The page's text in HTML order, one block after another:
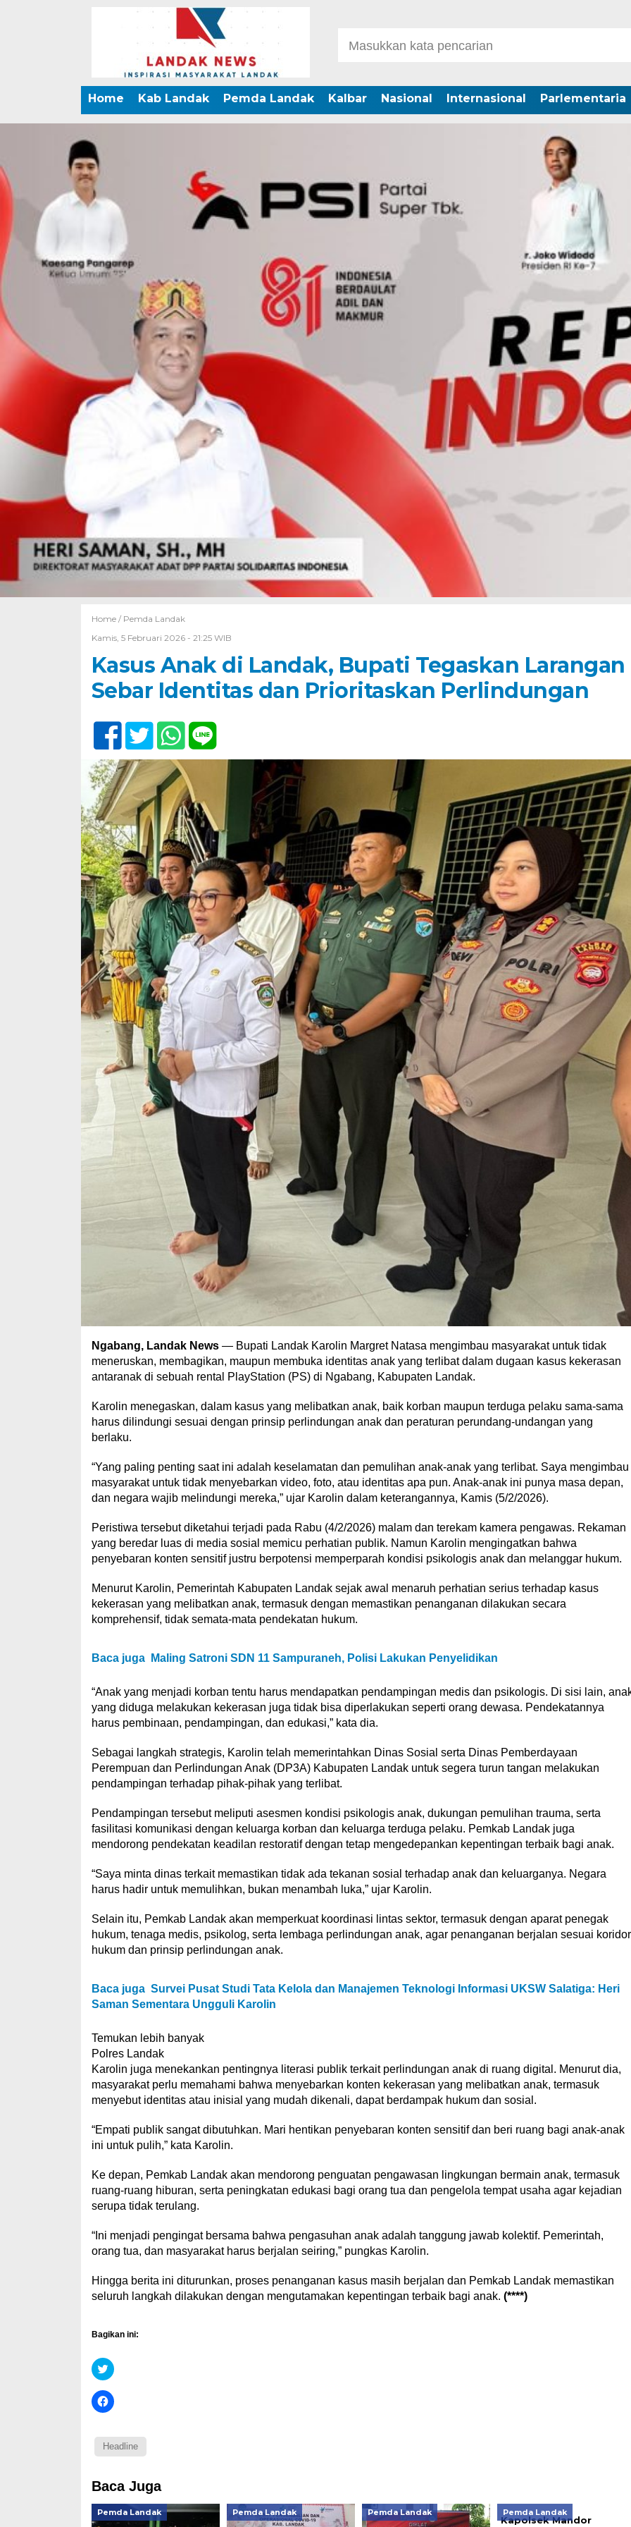
Home Kab Landak Pemda Landak Kalbar Nasional Internasional Parlementaria
Home / Pemda Landak
Kamis, 5 Februari 2026 - 21:25 WIB
Kasus Anak di Landak, Bupati Tegaskan Larangan
Sebar Identitas dan Prioritaskan Perlindungan
Ngabang, Landak News— Bupati Landak Karolin Margret Natasa mengimbau masyarakat untuk tidak
meneruskan, membagikan, maupun membuka identitas anak yang terlibat dalam dugaan kasus kekerasan
antaranak di sebuah rental PlayStation (PS) di Ngabang, Kabupaten Landak.
Karolin menegaskan, dalam kasus yang melibatkan anak, baik korban maupun terduga pelaku sama-sama
harus dilindungi sesuai dengan prinsip perlindungan anak dan peraturan perundang-undangan yang
berlaku.
“Yang paling penting saat ini adalah keselamatan dan pemulihan anak-anak yang terlibat. Saya mengimbau
masyarakat untuk tidak menyebarkan video, foto, atau identitas apa pun. Anak-anak ini punya masa depan,
dan negara wajib melindungi mereka,” ujar Karolin dalam keterangannya, Kamis (5/2/2026).
Peristiwa tersebut diketahui terjadi pada Rabu (4/2/2026) malam dan terekam kamera pengawas. Rekaman
yang beredar luas di media sosial memicu perhatian publik. Namun Karolin mengingatkan bahwa
penyebaran konten sensitif justru berpotensi memperparah kondisi psikologis anak dan melanggar hukum.
Menurut Karolin, Pemerintah Kabupaten Landak sejak awal menaruh perhatian serius terhadap kasus
kekerasan yang melibatkan anak, termasuk dengan memastikan penanganan dilakukan secara
komprehensif, tidak semata-mata pendekatan hukum.
Baca juga Maling Satroni SDN 11 Sampuraneh, Polisi Lakukan Penyelidikan
“Anak yang menjadi korban tentu harus mendapatkan pendampingan medis dan psikologis. Di sisi lain,
yang diduga melakukan kekerasan juga tidak bisa diperlakukan seperti orang dewasa. Pendekatannya
harus pembinaan, pendampingan, dan edukasi,” kata dia.
Sebagai langkah strategis, Karolin telah memerintahkan Dinas Sosial serta Dinas Pemberdayaan
Perempuan dan Perlindungan Anak (DP3A) Kabupaten Landak untuk segera turun tangan melakukan
pendampingan terhadap pihak-pihak yang terlibat.
Pendampingan tersebut meliputi asesmen kondisi psikologis anak, dukungan pemulihan trauma, serta
fasilitasi komunikasi dengan keluarga korban dan keluarga terduga pelaku. Pemkab Landak juga
mendorong pendekatan keadilan restoratif dengan tetap mengedepankan kepentingan terbaik bagi anak.
“Saya minta dinas terkait memastikan tidak ada tekanan sosial terhadap anak dan keluarganya. Negara
harus hadir untuk memulihkan, bukan menambah luka,” ujar Karolin.
Selain itu, Pemkab Landak akan memperkuat koordinasi lintas sektor, termasuk dengan aparat penegak
hukum, tenaga medis, psikolog, serta lembaga perlindungan anak, agar penanganan berjalan sesuai koridor
hukum dan prinsip perlindungan anak.
Baca juga Survei Pusat Studi Tata Kelola dan Manajemen Teknologi Informasi UKSW Salatiga: Heri
Saman Sementara Ungguli Karolin
Temukan lebih banyak
Polres Landak
Karolin juga menekankan pentingnya literasi publik terkait perlindungan anak di ruang digital. Menurut dia,
masyarakat perlu memahami bahwa menyebarkan konten kekerasan yang melibatkan anak, termasuk
menyebut identitas atau inisial yang mudah dikenali, dapat berdampak hukum dan sosial.
“Empati publik sangat dibutuhkan. Mari hentikan penyebaran konten sensitif dan beri ruang bagi anak-anak
ini untuk pulih,” kata Karolin.
Ke depan, Pemkab Landak akan mendorong penguatan pengawasan lingkungan bermain anak, termasuk
ruang-ruang hiburan, serta peningkatan edukasi bagi orang tua dan pengelola tempat usaha agar kejadian
serupa tidak terulang.
“Ini menjadi pengingat bersama bahwa pengasuhan anak adalah tanggung jawab kolektif. Pemerintah,
orang tua, dan masyarakat harus berjalan seiring,” pungkas Karolin.
Hingga berita ini diturunkan, proses penanganan kasus masih berjalan dan Pemkab Landak memastikan
seluruh langkah dilakukan dengan mengutamakan kepentingan terbaik bagi anak. (****)
Bagikan ini:
Klik
untuk
pada
Twitter(Membuka
di
baru)
Klik
untuk
Facebook(Membuka
di
jendela
Headline
Baca Juga
Pemda Landak Pemda Landak Pemda Landak Pemda Landak
Kapolsek Mandor